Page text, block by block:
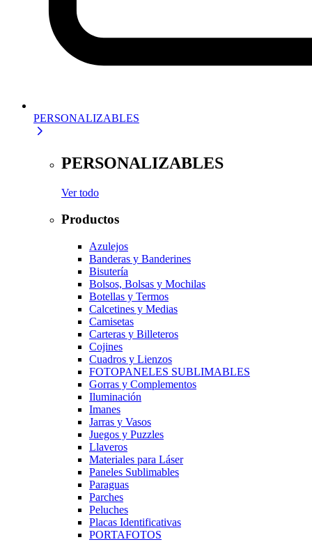
PERSONALIZABLES
PERSONALIZABLES
Ver todo
Productos
Azulejos
Banderas y Banderines
Bisutería
Bolsos, Bolsas y Mochilas
Botellas y Termos
Calcetines y Medias
Camisetas
Carteras y Billeteros
Cojines
Cuadros y Lienzos
FOTOPANELES SUBLIMABLES
Gorras y Complementos
Iluminación
Imanes
Jarras y Vasos
Juegos y Puzzles
Llaveros
Materiales para Láser
Paneles Sublimables
Paraguas
Parches
Peluches
Placas Identificativas
PORTAFOTOS